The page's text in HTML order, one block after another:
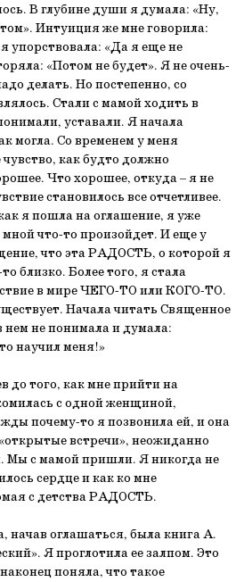
В глубине души я думала: «Ну,
Интуиция же мне говорила:
упорствовала: «Да я еще не
«Потом не будет». Я не очень-
делать. Но постепенно, со
Стали с мамой ходить в
уставали. Я начала
могла. Со временем у меня
как будто должно
Что хорошее, откуда – я не
становилось все отчетливее.
я пошла на оглашение, я уже
мной что-то произойдет. И еще у
что эта РАДОСТЬ, о которой я
близко. Более того, я стала
в мире ЧЕГО-ТО или КОГО-ТО.
Начала читать Священное
нем не понимала и думала:
научил меня!»
до того, как мне прийти на
с одной женщиной,
почему-то я позвонила ей, и она
встречи», неожиданно
Мы с мамой пришли. Я никогда не
сердце и как ко мне
с детства РАДОСТЬ.
начав оглашаться, была книга А.
Я проглотила ее залпом. Это
поняла, что такое